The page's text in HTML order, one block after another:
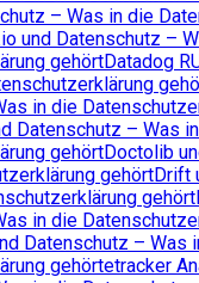
– Was in die
und Datenschutz –
gehörtDatadog
in die
Datenschutz – Was
gehörtDoctolib
gehörtDrift
gehört
in die
Datenschutz – Was
gehörtetracker